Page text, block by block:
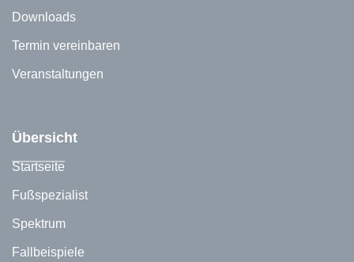
Downloads
Termin vereinbaren
Veranstaltungen
Übersicht
Startseite
Fußspezialist
Spektrum
Fallbeispiele